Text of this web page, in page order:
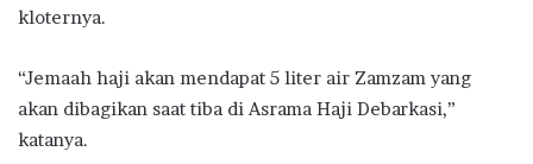
kloternya.
“Jemaah haji akan mendapat 5 liter air Zamzam yang
akan dibagikan saat tiba di Asrama Haji Debarkasi,”
katanya.